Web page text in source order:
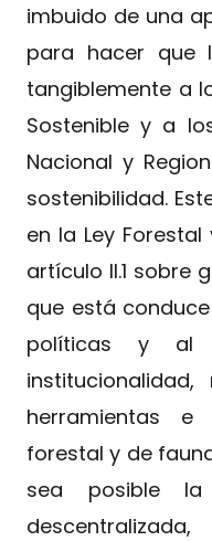
imbuido de una
para hacer que
tangiblemente a
Sostenible y a
Nacional y
sostenibilidad.
en la Ley
artículo II.1 sobre
que está
políticas y al
institucionalidad,
herramientas e
forestal y de
sea posible la